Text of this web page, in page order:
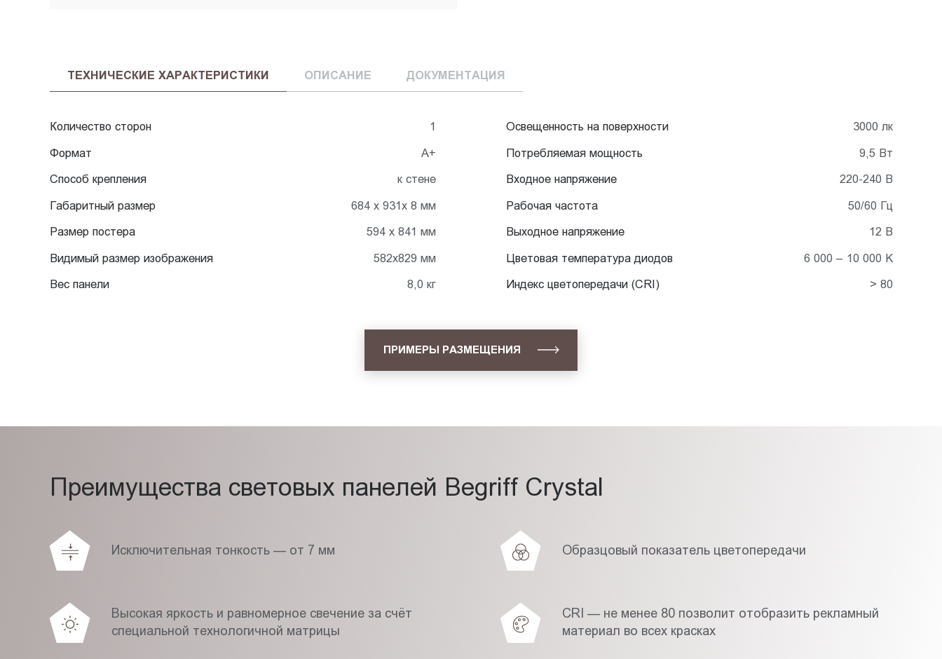
ТЕХНИЧЕСКИЕ ХАРАКТЕРИСТИКИ ОПИСАНИЕ ДОКУМЕНТАЦИЯ
Количество сторон 1
Формат А+
Способ крепления к стене
Габаритный размер 684 х 931х 8 мм
Размер постера 594 х 841 мм
Видимый размер изображения 582х829 мм
Вес панели 8,0 кг
Освещенность на поверхности 3000 лк
Потребляемая мощность 9,5 Вт
Входное напряжение 220-240 В
Рабочая частота 50/60 Гц
Выходное напряжение 12 В
Цветовая температура диодов 6 000 – 10 000 K
Индекс цветопередачи (CRI) > 80
ПРИМЕРЫ РАЗМЕЩЕНИЯ
Преимущества световых панелей Begriff Crystal
Исключительная тонкость — от 7 мм Образцовый показатель цветопередачи
Высокая яркость и равномерное свечение за счёт
специальной технологичной матрицы
CRI — не менее 80 позволит отобразить рекламный
материал во всех красках